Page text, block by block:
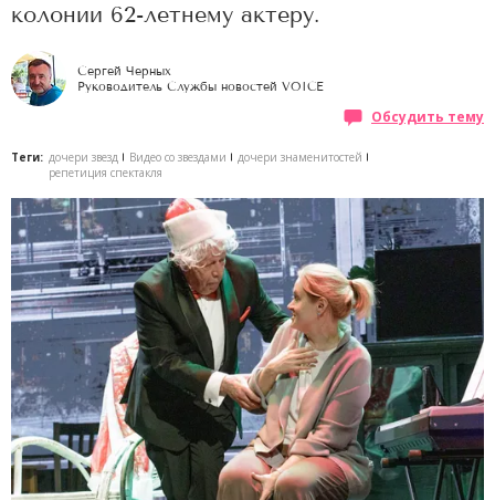
колонии 62-летнему актеру.
Сергей Черных
Руководитель Службы новостей VOICE
Обсудить тему
Теги: дочери звезд Видео со звездами
дочери знаменитостей
репетиция спектакля